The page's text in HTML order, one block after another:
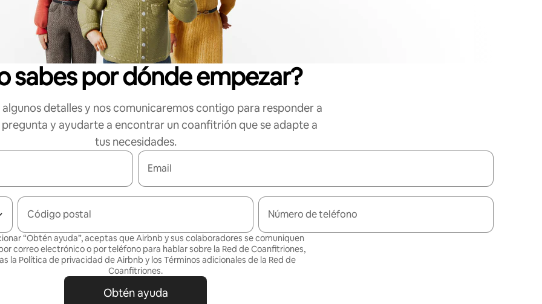
sabes por dónde empezar?
detalles y nos comunicaremos contigo para responder a
y ayudarte a encontrar un coanfitrión que se adapte a
tus necesidades.
Email
Código postal Número de teléfono
“Obtén ayuda”, aceptas que Airbnb y sus colaboradores se comuniquen
correo electrónico o por teléfono para hablar sobre la Red de Coanfitriones,
la Política de privacidad de Airbnb y los Términos adicionales de la Red de
Coanfitriones.
Obtén ayuda